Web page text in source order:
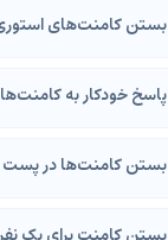
بستن کامنت‌های استوری
پاسخ خودکار به
بستن کامنت‌ها در پست